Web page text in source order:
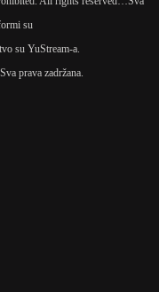
su
su YuStream-a.
prava zadržana.